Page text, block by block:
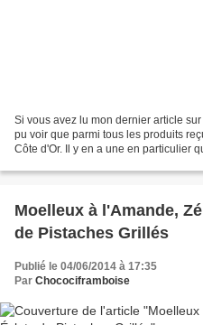
Si vous avez lu mon dernier article
pu voir que parmi tous les produits
Côte d'Or. Il y en a une en particulier
Moelleux à l'Amande,
de Pistaches Grillés
Publié le 04/06/2014 à 17:35
Par Chocociframboise